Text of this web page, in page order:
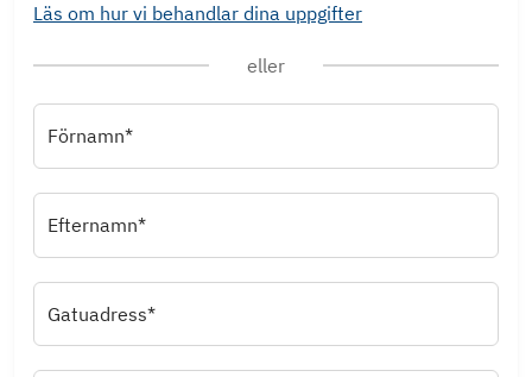
Läs om hur vi behandlar dina uppgifter
eller
Förnamn*
Efternamn*
Gatuadress*